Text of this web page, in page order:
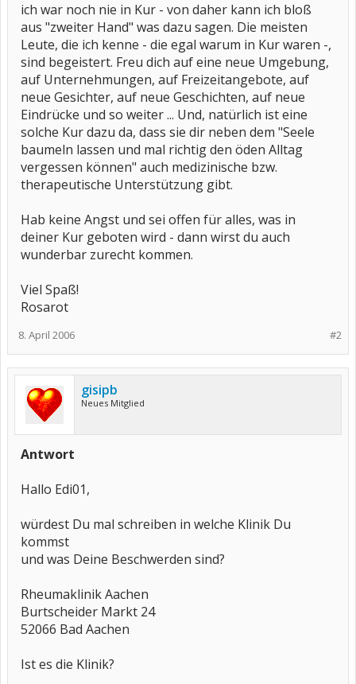
ich war noch nie in Kur - von daher kann ich bloß
aus "zweiter Hand" was dazu sagen. Die meisten
Leute, die ich kenne - die egal warum in Kur waren -,
sind begeistert. Freu dich auf eine neue Umgebung,
auf Unternehmungen, auf Freizeitangebote, auf
neue Gesichter, auf neue Geschichten, auf neue
Eindrücke und so weiter ... Und, natürlich ist eine
solche Kur dazu da, dass sie dir neben dem "Seele
baumeln lassen und mal richtig den öden Alltag
vergessen können" auch medizinische bzw.
therapeutische Unterstützung gibt.
Hab keine Angst und sei offen für alles, was in
deiner Kur geboten wird - dann wirst du auch
wunderbar zurecht kommen.
Viel Spaß!
Rosarot
#2
8. April 2006
gisipb
Neues Mitglied
Antwort
Hallo Edi01,
würdest Du mal schreiben in welche Klinik Du
kommst
und was Deine Beschwerden sind?
Rheumaklinik Aachen
Burtscheider Markt 24
52066 Bad Aachen
Ist es die Klinik?